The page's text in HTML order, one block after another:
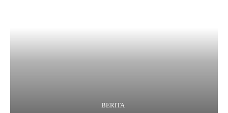
BERITA